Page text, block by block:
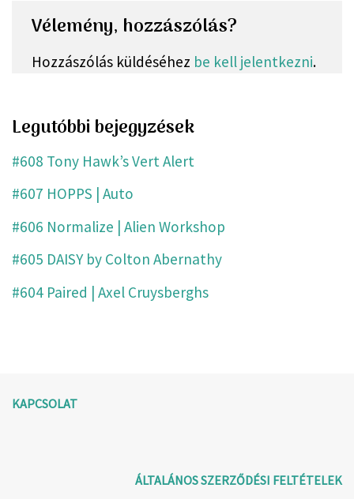
Vélemény, hozzászólás?
Hozzászólás küldéséhez be kell jelentkezni.
Legutóbbi bejegyzések
#608 Tony Hawk’s Vert Alert
#607 HOPPS | Auto
#606 Normalize | Alien Workshop
#605 DAISY by Colton Abernathy
#604 Paired | Axel Cruysberghs
KAPCSOLAT
ÁLTALÁNOS SZERZŐDÉSI FELTÉTELEK